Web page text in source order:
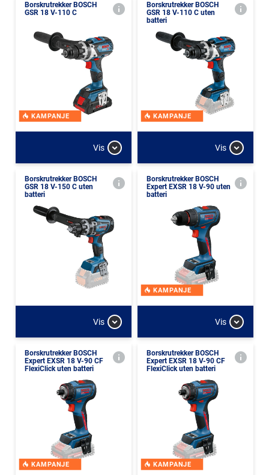
Borskrutrekker BOSCH
GSR 18 V-110 C
KAMPANJE
Vis
Borskrutrekker BOSCH
GSR 18 V-110 C uten
batteri
KAMPANJE
Vis
Borskrutrekker BOSCH
GSR 18 V-150 C uten
batteri
Vis
Borskrutrekker BOSCH
Expert EXSR 18 V-90 uten
batteri
KAMPANJE
Vis
Borskrutrekker BOSCH
Expert EXSR 18 V-90 CF
FlexiClick uten batteri
KAMPANJE
Borskrutrekker BOSCH
Expert EXSR 18 V-90 CF
FlexiClick uten batteri
KAMPANJE